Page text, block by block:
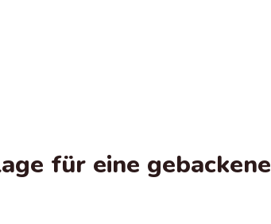
für eine gebackene